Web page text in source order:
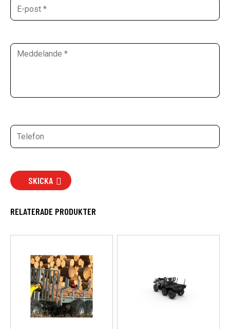
SKICKA
RELATERADE PRODUKTER